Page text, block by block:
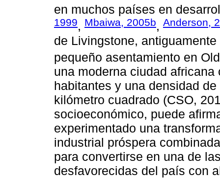
en muchos países en
1999, Mbaiwa, 2005b, Anderson,
de Livingstone,
pequeño asentamiento en
una moderna ciudad
habitantes y una densidad
kilómetro cuadrado (CSO,
socioeconómico, puede
experimentado una
industrial próspera
para convertirse en una de
desfavorecidas del país con